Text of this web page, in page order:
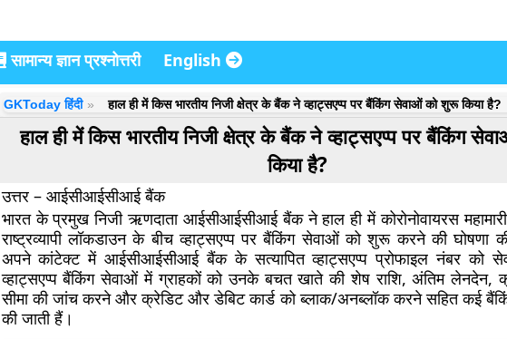
सामान्य ज्ञान प्रश्नोत्तरी English
GKToday हिंदी हाल ही में किस भारतीय निजी क्षेत्र के बैंक ने व्हाट्सएप्प पर बैंकिंग सेवाओं को शुरू किया है?
हाल ही में किस भारतीय निजी क्षेत्र के बैंक ने व्हाट्सएप्प पर बैंकिंग
किया है?
उत्तर – आईसीआईसीआई बैंक
भारत के प्रमुख निजी ऋणदाता आईसीआईसीआई बैंक ने हाल ही में कोरोनोवायरस
राष्ट्रव्यापी लॉकडाउन के बीच व्हाट्सएप्प पर बैंकिंग सेवाओं को शुरू करने की घोषणा
अपने कांटेक्ट में आईसीआईसीआई बैंक के सत्यापित व्हाट्सएप्प प्रोफाइल नंबर को सेव
व्हाट्सएप्प बैंकिंग सेवाओं में ग्राहकों को उनके बचत खाते की शेष राशि, अंतिम लेनदेन,
सीमा की जांच करने और क्रेडिट और डेबिट कार्ड को ब्लाक/अनब्लॉक करने सहित कई
की जाती हैं।